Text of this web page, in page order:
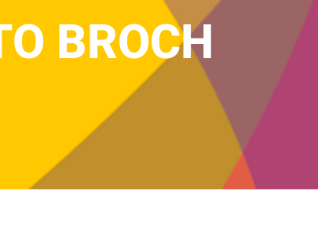
BROCH